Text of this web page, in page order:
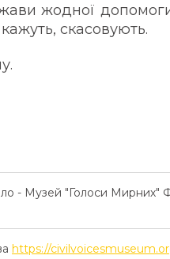
жодної
скасовують.
- Музей "Голоси Мирних"
https://